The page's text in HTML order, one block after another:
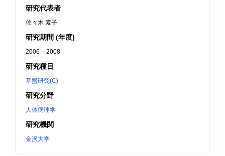
研究代表者
佐々木 素子
研究期間 (年度)
2006 – 2008
研究種目
基盤研究(C)
研究分野
人体病理学
研究機関
金沢大学